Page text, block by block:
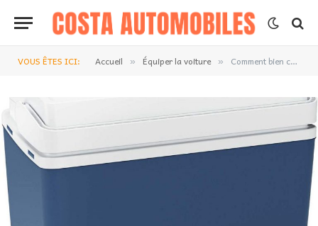
VOUS ÊTES ICI: Accueil » Équiper la voiture » Comment bien choisir sa glacière électrique ?